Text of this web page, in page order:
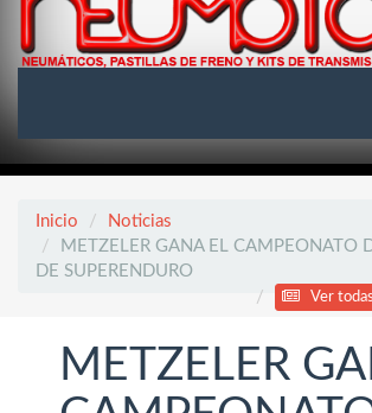
Inicio
Noticias
METZELER GANA EL CAMPEONATO
DE SUPERENDURO
Ver
METZELER